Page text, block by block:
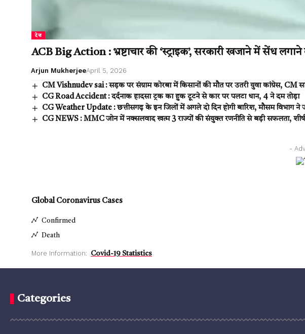
देश
ACB Big Action : भ्रष्टाचार की ‘स्ट्राइक’, सरकारी खजाने में सेंध लगाने
Arjun MukherjeeApril 5, 2026
CM Vishnudev sai : सड़क पर संग्राम कोरबा में किसानों की मौत पर उतरी युवा कांग्रेस, CM
CG Road Accident : दर्दनाक हादसा ट्रक का हुक टूटने से कार पर पलटा धान, 4 ने दम तोड़ा
CG Weather Update : छत्तीसगढ़ के इन जिलों में अगले दो दिन होगी बारिश, मौसम विभाग ने
CG NEWS : MMC जोन में नक्सलवाद खत्म 3 राज्यों की संयुक्त रणनीति से बड़ी सफलता,
-
Global Coronavirus Cases
Confirmed
Death
More Information: Covid-19 Statistics
Categories